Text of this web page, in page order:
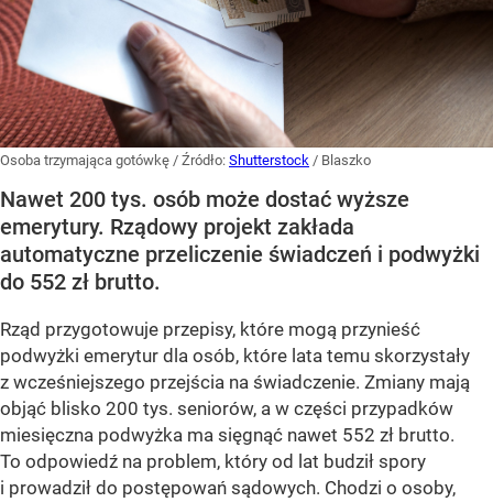
Osoba trzymająca gotówkę / Źródło: Shutterstock / Blaszko
Nawet 200 tys. osób może dostać wyższe
emerytury. Rządowy projekt zakłada
automatyczne przeliczenie świadczeń i podwyżki
do 552 zł brutto.
Rząd przygotowuje przepisy, które mogą przynieść
podwyżki emerytur dla osób, które lata temu skorzystały
z wcześniejszego przejścia na świadczenie. Zmiany mają
objąć blisko 200 tys. seniorów, a w części przypadków
miesięczna podwyżka ma sięgnąć nawet 552 zł brutto.
To odpowiedź na problem, który od lat budził spory
i prowadził do postępowań sądowych. Chodzi o osoby,